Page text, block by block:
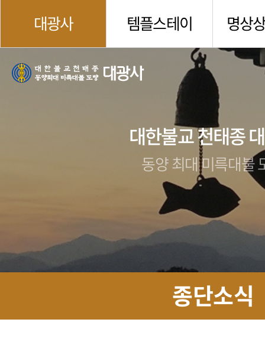
대광사 템플스테이 명상
대한불교 천태종
동양 최대 미륵대불
종단소식